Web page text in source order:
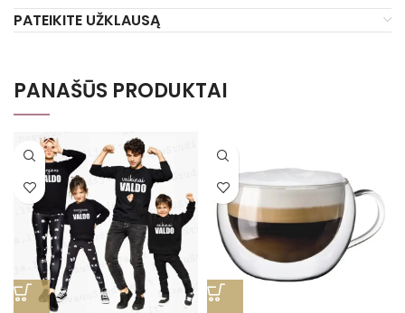
PATEIKITE UŽKLAUSĄ
PANAŠŪS PRODUKTAI